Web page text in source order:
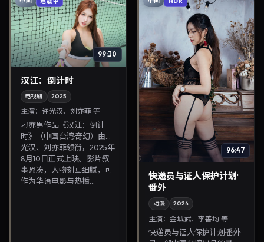
99:10
汉江：倒计时
电视剧 2025
主演： 许光汉、刘亦菲 等
刁亦男作品《汉江：倒计
时》（中国台湾·奇幻）由许
光汉、刘亦菲领衔，2025年
8月10日正式上映。影片叙
事紧凑，人物刻画细腻，可
作为华语电影与热播...
96:47
快递员与证人保护计划·
番外
动漫 2024
主演：金城武、李善均 等
快递员与证人保护计划·番外